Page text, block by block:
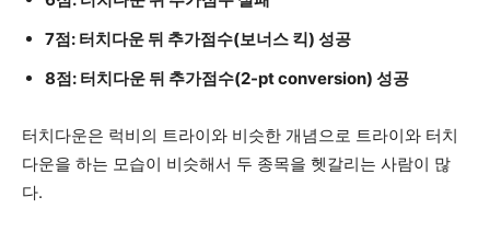
7점: 터치다운 뒤 추가점수(보너스 킥) 성공
8점: 터치다운 뒤 추가점수(2-pt conversion) 성공
터치다운은 럭비의 트라이와 비슷한 개념으로 트라이와 터치
다운을 하는 모습이 비슷해서 두 종목을 헷갈리는 사람이 많
다.